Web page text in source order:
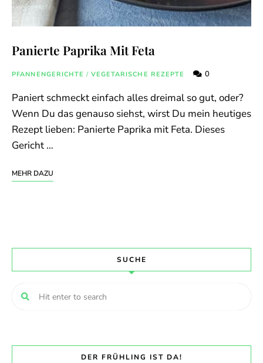
Panierte Paprika Mit Feta
PFANNENGERICHTE / VEGETARISCHE REZEPTE 0
Paniert schmeckt einfach alles dreimal so gut, oder?
Wenn Du das genauso siehst, wirst Du mein heutiges
Rezept lieben: Panierte Paprika mit Feta. Dieses
Gericht …
MEHR DAZU
SUCHE
DER FRÜHLING IST DA!